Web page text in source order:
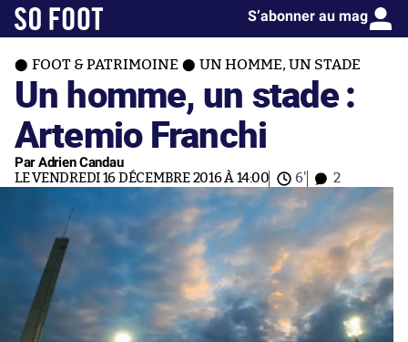
S’abonner au mag
FOOT & PATRIMOINE UN HOMME, UN STADE
Un homme, un stade :
Artemio Franchi
Par Adrien Candau
LE VENDREDI 16 DÉCEMBRE 2016 À 14:00 6' 2